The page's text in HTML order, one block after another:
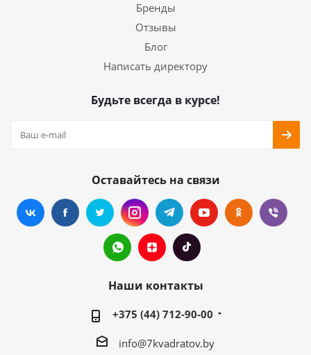
Бренды
Отзывы
Блог
Написать директору
Будьте всегда в курсе!
Оставайтесь на связи
Наши контакты
+375 (44) 712-90-00
info@7kvadratov.by